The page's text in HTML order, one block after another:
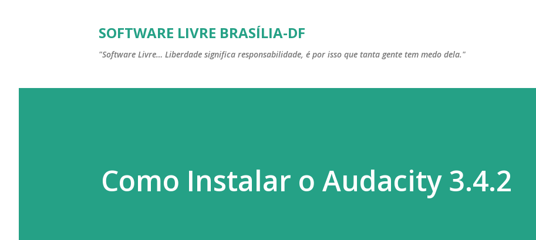
SOFTWARE LIVRE BRASÍLIA-DF
"Software Livre… Liberdade significa responsabilidade, é por isso que tanta gente tem medo dela."
Como Instalar o Audacity 3.4.2